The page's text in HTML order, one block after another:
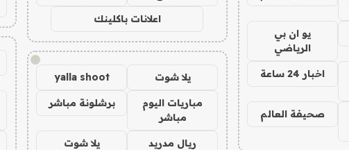
يو ان بي
الرياضي
اخبار 24 ساعة
صحيفة العالم
اعلانات باكلينك
!
يلا شوت yalla shoot
مباريات اليوم
مباشر
برشلونة مباشر
ريال مدريد
يلا شوت